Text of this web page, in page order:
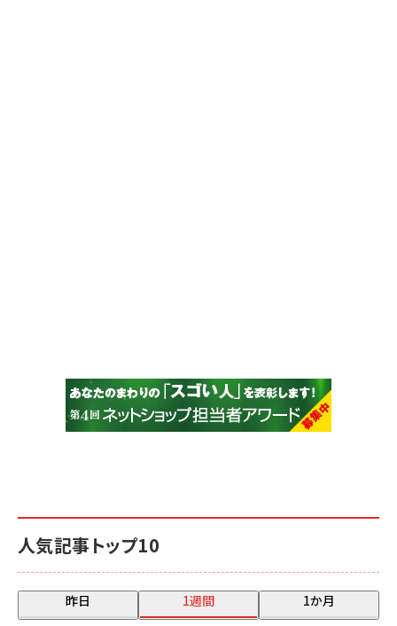
人気記事トップ10
昨日 1週間 1か月